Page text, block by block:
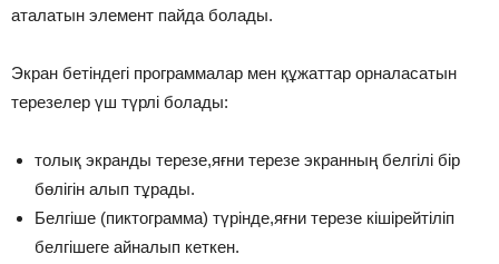
аталатын элемент пайда болады.
Экран бетіндегі программалар мен құжаттар орналасатын
терезелер үш түрлі болады:
толық экранды терезе,яғни терезе экранның белгілі бір
бөлігін алып тұрады.
Белгіше (пиктограмма) түрінде,яғни терезе кішірейтіліп
белгішеге айналып кеткен.